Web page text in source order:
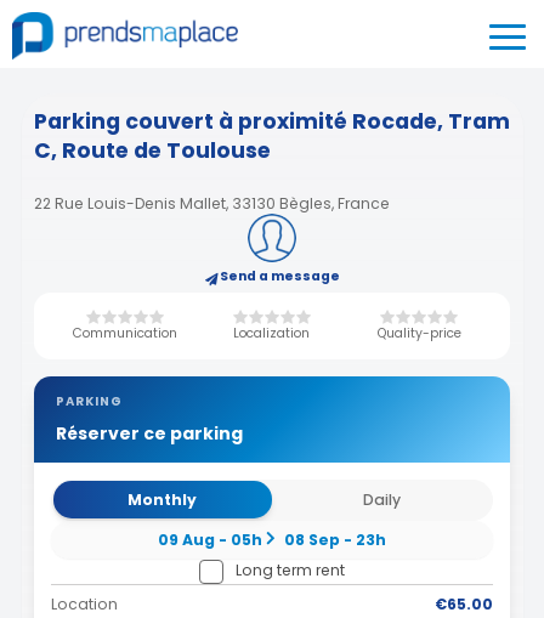
Parking couvert à proximité Rocade, Tram
C, Route de Toulouse
22 Rue Louis-Denis Mallet, 33130 Bègles, France
Send a message
Communication Localization Quality-price
PARKING
Réserver ce parking
Monthly
Daily
09 Aug - 05h
08 Sep - 23h
Long term rent
Location
€65.00